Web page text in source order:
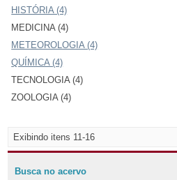
HISTÓRIA (4)
MEDICINA (4)
METEOROLOGIA (4)
QUÍMICA (4)
TECNOLOGIA (4)
ZOOLOGIA (4)
Exibindo itens 11-16
Busca no acervo